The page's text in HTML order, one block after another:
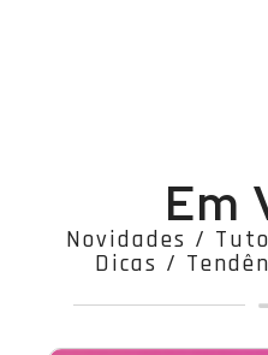
Em
Novidades /
Dicas /